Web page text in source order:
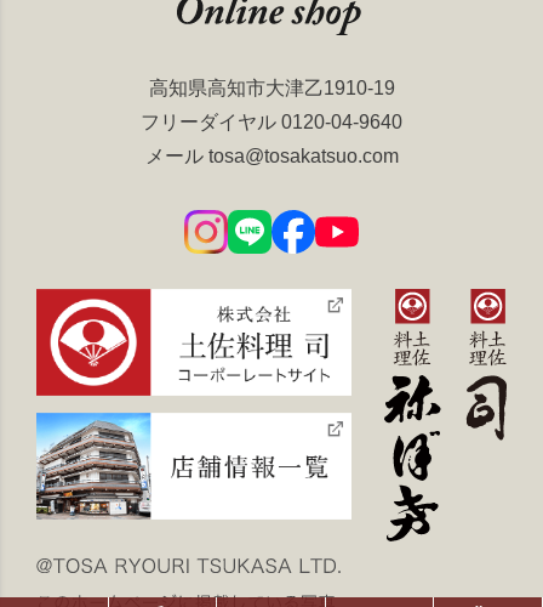
高知県高知市大津乙1910-19
フリーダイヤル 0120-04-9640
メール tosa@tosakatsuo.com